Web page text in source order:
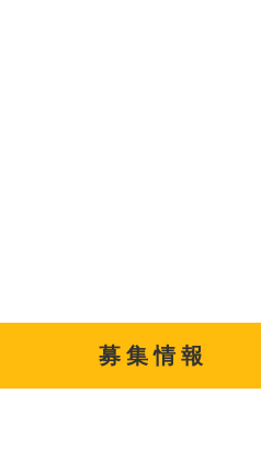
募集情報